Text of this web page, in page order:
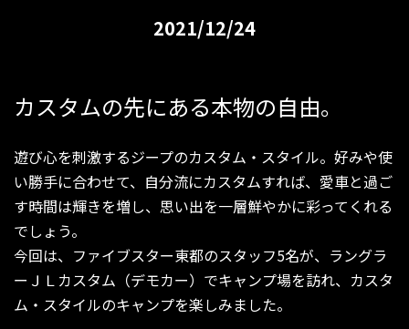
2021/12/24
カスタムの先にある本物の自由。
遊び心を刺激するジープのカスタム・スタイル。好みや使
い勝手に合わせて、自分流にカスタムすれば、愛車と過ご
す時間は輝きを増し、思い出を一層鮮やかに彩ってくれる
でしょう。
今回は、ファイブスター東都のスタッフ5名が、ラングラ
ーＪＬカスタム（デモカー）でキャンプ場を訪れ、カスタ
ム・スタイルのキャンプを楽しみました。